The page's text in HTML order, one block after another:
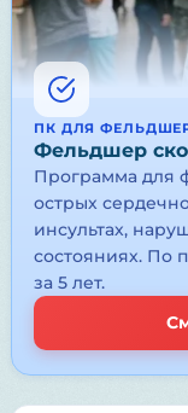
ПК ДЛЯ
Фельдшер
Программа для
острых
инсультах,
состояниях. По
за 5 лет.